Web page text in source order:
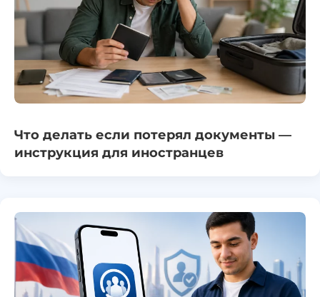
Что делать если потерял документы —
инструкция для иностранцев